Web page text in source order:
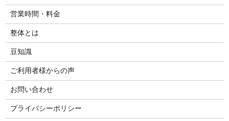
営業時間・料金
整体とは
豆知識
ご利用者様からの声
お問い合わせ
プライバシーポリシー